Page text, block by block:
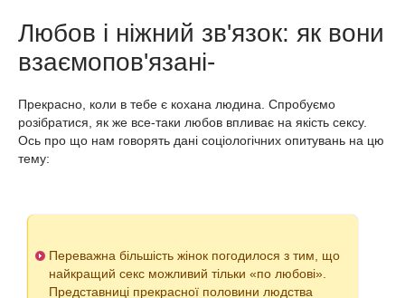
Любов і ніжний зв'язок: як вони
взаємопов'язані-
Прекрасно, коли в тебе є кохана людина. Спробуємо
розібратися, як же все-таки любов впливає на якість сексу.
Ось про що нам говорять дані соціологічних опитувань на цю
тему:
Переважна більшість жінок погодилося з тим, що
найкращий секс можливий тільки «по любові».
Представниці прекрасної половини людства